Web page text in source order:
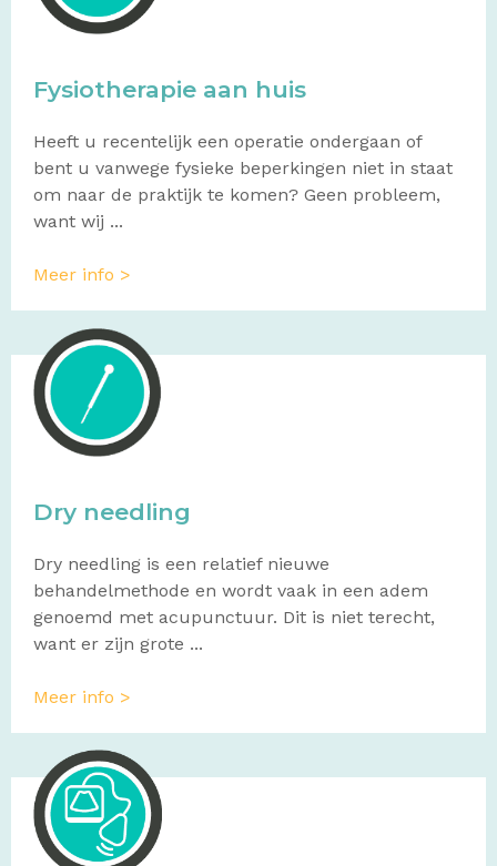
Fysiotherapie aan huis
Heeft u recentelijk een operatie ondergaan of
bent u vanwege fysieke beperkingen niet in staat
om naar de praktijk te komen? Geen probleem,
want wij ...
Meer info >
Dry needling
Dry needling is een relatief nieuwe
behandelmethode en wordt vaak in een adem
genoemd met acupunctuur. Dit is niet terecht,
want er zijn grote ...
Meer info >